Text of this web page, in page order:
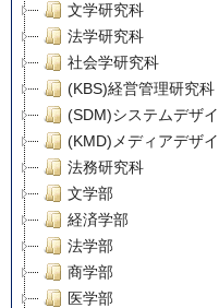
文学研究科
法学研究科
社会学研究科
(KBS)経営管理研究科
(SDM)システムデザ
(KMD)メディアデザ
法務研究科
文学部
経済学部
法学部
商学部
医学部